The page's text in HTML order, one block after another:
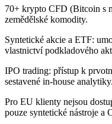
70+ krypto CFD (Bitcoin s
zemědělské komodity.
Syntetické akcie a ETF:
vlastnictví podkladového
IPO trading: přístup k
sestavené in-house analytiky.
Pro EU klienty nejsou
pouze syntetické nástroje a